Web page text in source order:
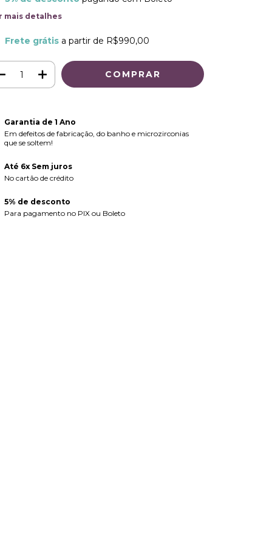
mais detalhes
Frete grátis a partir de R$990,00
Garantia de 1 Ano
Em defeitos de fabricação, do banho e microzirconias
que se soltem!
Até 6x Sem juros
No cartão de crédito
5% de desconto
Para pagamento no PIX ou Boleto